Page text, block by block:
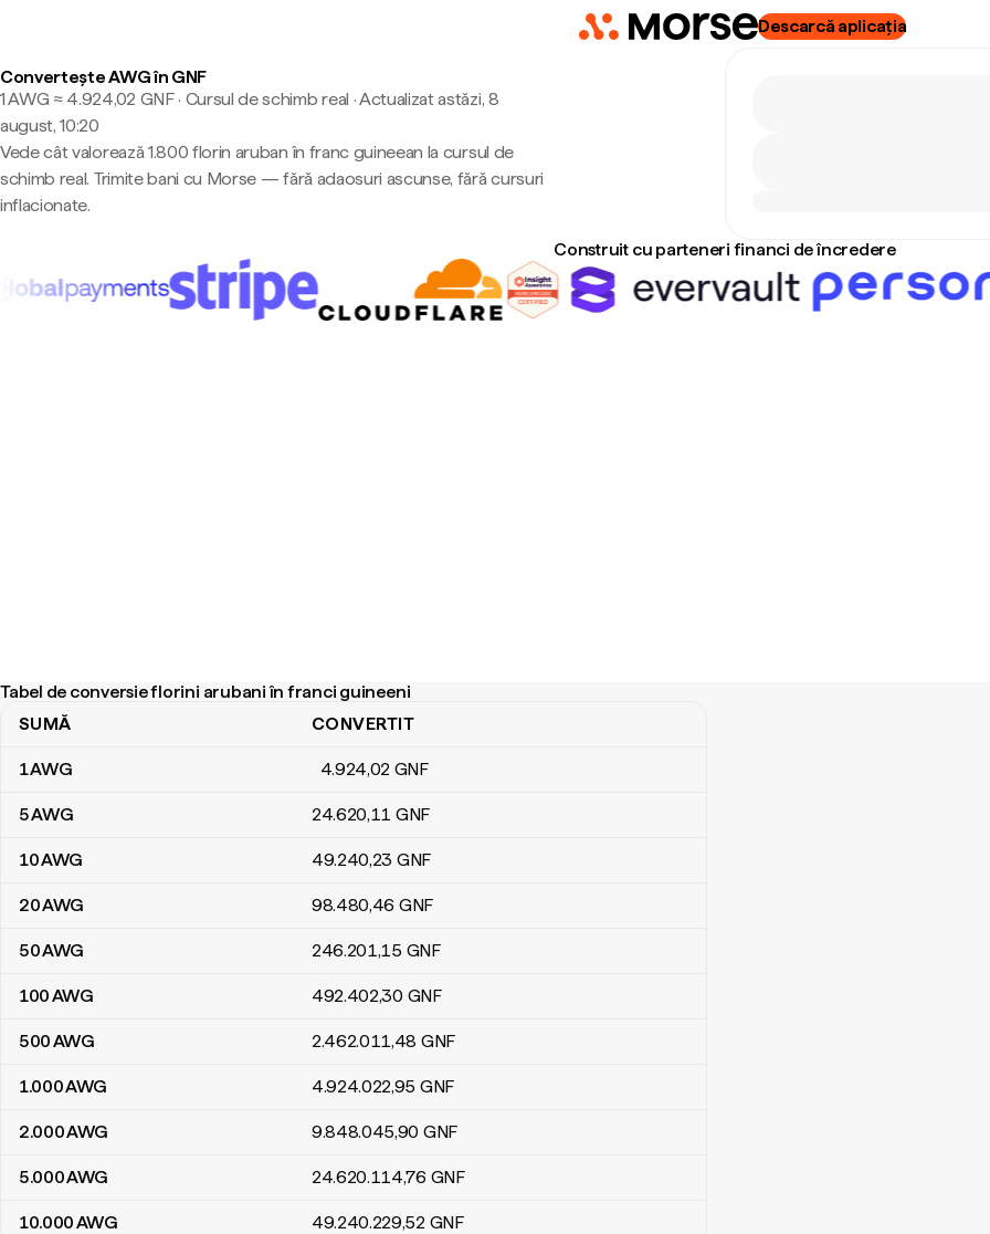
Descarcă aplicația
Convertește AWG în GNF
1 AWG ≈ 4.924,02 GNF · Cursul de schimb real ·Actualizat astăzi, 8
august, 10:20
Vede cât valorează 1.800 florin aruban în franc guineean la cursul de
schimb real. Trimite bani cu Morse — fără adaosuri ascunse, fără cursuri
inflacionate.
Construit cu parteneri financi de încredere
Tabel de conversie florini arubani în franci guineeni
Tabel de conversie florini arubani în franci guineeni
SUMĂ CONVERTIT
1AWG 4.924,02 GNF
5AWG 24.620,11 GNF
10AWG 49.240,23 GNF
20AWG 98.480,46 GNF
50AWG 246.201,15 GNF
100AWG 492.402,30 GNF
500AWG 2.462.011,48 GNF
1.000AWG 4.924.022,95 GNF
2.000AWG 9.848.045,90 GNF
5.000AWG 24.620.114,76 GNF
10.000AWG 49.240.229,52 GNF